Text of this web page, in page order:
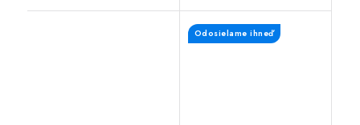
zmesi gumového recyklátu
a polypropylénu, čo
zaručuje vysokú...
Odosielame ihneď